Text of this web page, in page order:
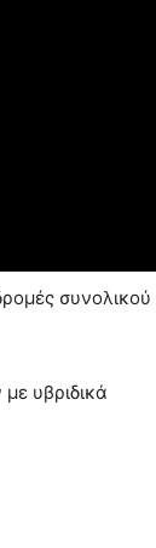
συνολικού
υβριδικά